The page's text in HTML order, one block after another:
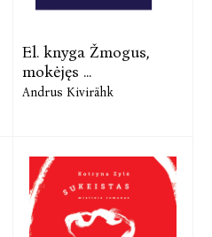
El. knyga Žmogus,
mokėjęs ...
Andrus Kivirähk